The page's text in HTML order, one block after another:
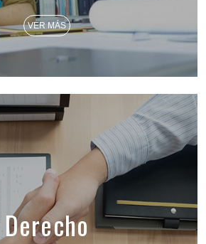
VER MÁS
Derecho